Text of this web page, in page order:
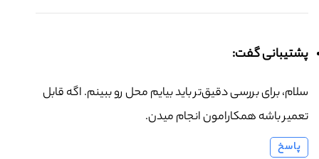
پشتیبانی گفت:
سلام، برای بررسی دقیق‌تر باید بیایم محل رو ببینم. اگه قابل
تعمیر باشه همکارامون انجام میدن.
پاسخ